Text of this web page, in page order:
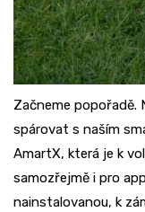
Začneme popořadě.
spárovat s naším
AmartX, která je k
samozřejmě i pro
nainstalovanou, k